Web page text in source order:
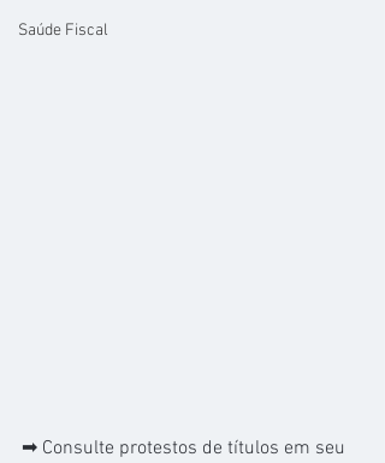
Saúde Fiscal
➡ Consulte protestos de títulos em seu